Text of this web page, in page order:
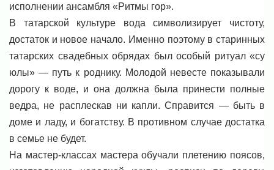
исполнении ансамбля «Ритмы гор».
В татарской культуре вода символизирует чистоту,
достаток и новое начало. Именно поэтому в старинных
татарских свадебных обрядах был особый ритуал «су
юлы» — путь к роднику. Молодой невесте показывали
дорогу к воде, и она должна была принести полные
ведра, не расплескав ни капли. Справится — быть в
доме и ладу, и богатству. В противном случае достатка
в семье не будет.
На мастер-классах мастера обучали плетению поясов,